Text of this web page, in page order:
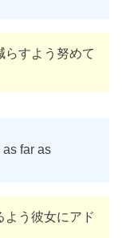
らすよう努めて
far as
よう彼女にアド